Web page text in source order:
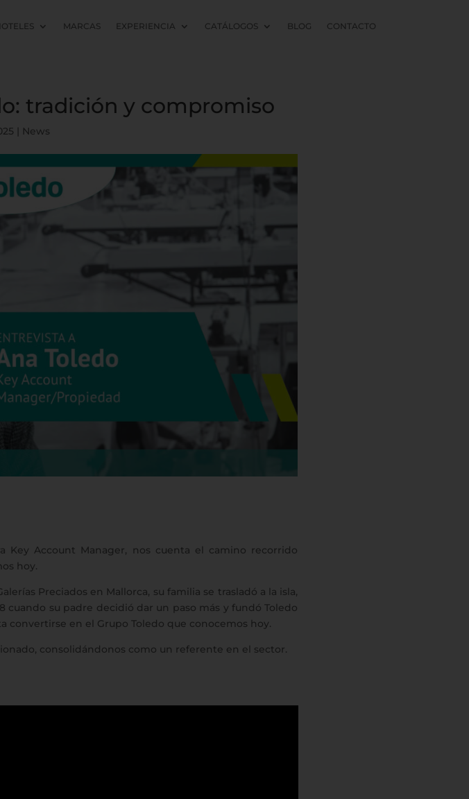
MARCAS EXPERIENCIA CATÁLOGOS BLOG CONTACTO
tradición y compromiso
News
Key Account Manager, nos cuenta el camino recorrido
hoy.
Preciados en Mallorca, su familia se trasladó a la isla,
cuando su padre decidió dar un paso más y fundó Toledo
convertirse en el Grupo Toledo que conocemos hoy.
consolidándonos como un referente en el sector.